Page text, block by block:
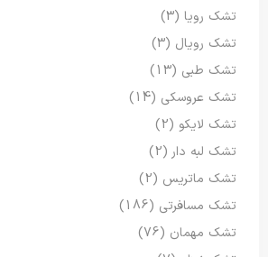
تشک رویا (3)
تشک رویال (3)
تشک طبی (13)
تشک عروسکی (14)
تشک لایکو (2)
تشک لبه دار (2)
تشک ماتریس (2)
تشک مسافرتی (186)
تشک مهمان (76)